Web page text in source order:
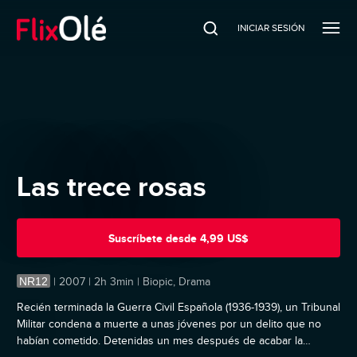
INICIAR SESIÓN
Las trece rosas
Suscríbete desde 4,99 US$
NR12 | 2007 | 2h 3min | Biopic, Drama
Recién terminada la Guerra Civil Española (1936-1939), un Tribunal
Militar condena a muerte a unas jóvenes por un delito que no
habían cometido. Detenidas un mes después de acabar la